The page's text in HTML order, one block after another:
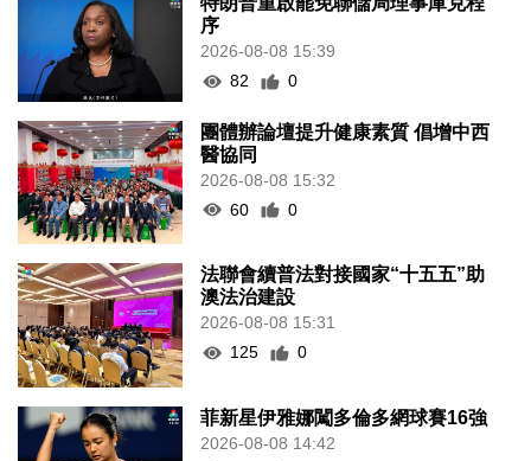
序
2026-08-08 15:39
82
0
團體辦論壇提升健康素質 倡增中西
醫協同
2026-08-08 15:32
60
0
法聯會續普法對接國家“十五五”助
澳法治建設
2026-08-08 15:31
125
0
菲新星伊雅娜闖多倫多網球賽16強
2026-08-08 14:42